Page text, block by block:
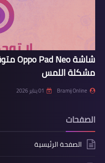
مشكلة اللمس
Bramij Online 01 يناير 2026
الصفحات
الصفحة الرئيسية